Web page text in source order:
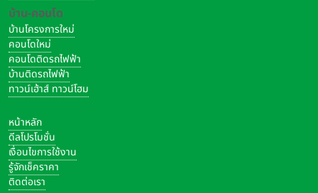
บ้าน-คอนโด
บ้านโครงการใหม่
คอนโดใหม่
คอนโดติดรถไฟฟ้า
บ้านติดรถไฟฟ้า
ทาวน์เฮ้าส์ ทาวน์โฮม
หน้าหลัก
ดีลโปรโมชั่น
เงื่อนไขการใช้งาน
รู้จักเช็คราคา
ติดต่อเรา